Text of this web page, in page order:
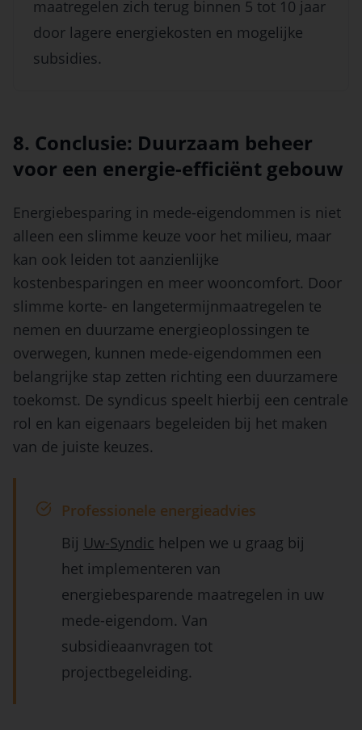
maatregelen zich terug binnen 5 tot 10 jaar
door lagere energiekosten en mogelijke
subsidies.
8. Conclusie: Duurzaam beheer
voor een energie-efficiënt gebouw
Energiebesparing in mede-eigendommen is niet
alleen een slimme keuze voor het milieu, maar
kan ook leiden tot aanzienlijke
kostenbesparingen en meer wooncomfort. Door
slimme korte- en langetermijnmaatregelen te
nemen en duurzame energieoplossingen te
overwegen, kunnen mede-eigendommen een
belangrijke stap zetten richting een duurzamere
toekomst. De syndicus speelt hierbij een centrale
rol en kan eigenaars begeleiden bij het maken
van de juiste keuzes.
Professionele energieadvies
Bij Uw-Syndic helpen we u graag bij
het implementeren van
energiebesparende maatregelen in uw
mede-eigendom. Van
subsidieaanvragen tot
projectbegeleiding.